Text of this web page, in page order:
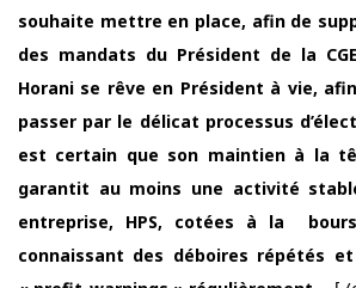
souhaite mettre en place, afin de
des mandats du Président de la
Horani se rêve en Président à vie,
passer par le délicat processus
est certain que son maintien à la
garantit au moins une activité
entreprise, HPS, cotées à la
connaissant des déboires répétés